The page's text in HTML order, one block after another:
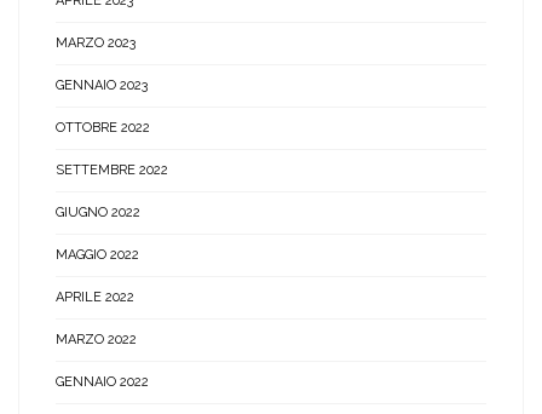
MARZO 2023
GENNAIO 2023
OTTOBRE 2022
SETTEMBRE 2022
GIUGNO 2022
MAGGIO 2022
APRILE 2022
MARZO 2022
GENNAIO 2022